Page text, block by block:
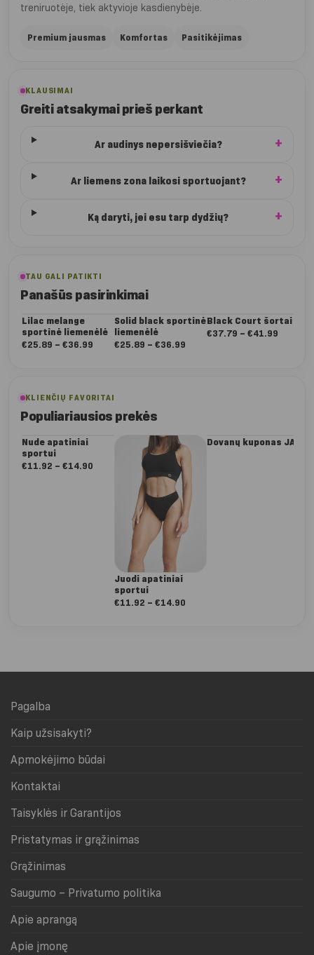
treniruotėje, tiek aktyvioje kasdienybėje.
Premium jausmas Komfortas Pasitikėjimas
KLAUSIMAI
Greiti atsakymai prieš perkant
Ar audinys nepersišviečia?
Ar liemens zona laikosi sportuojant?
Ką daryti, jei esu tarp dydžių?
TAU GALI PATIKTI
Panašūs pasirinkimai
Lilac melange
sportinė liemenėlė
€25.89 – €36.99
Solid black sportinė
liemenėlė
€25.89 – €36.99
Black Court šortai
€37.79 – €41.99
KLIENČIŲ FAVORITAI
Populiariausios prekės
Nude apatiniai
sportui
€11.92 – €14.90
Juodi apatiniai
sportui
€11.92 – €14.90
Dovanų kuponas JAI
Pagalba
Kaip užsisakyti?
Apmokėjimo būdai
Kontaktai
Taisyklės ir Garantijos
Pristatymas ir grąžinimas
Grąžinimas
Saugumo – Privatumo politika
Apie aprangą
Apie įmonę